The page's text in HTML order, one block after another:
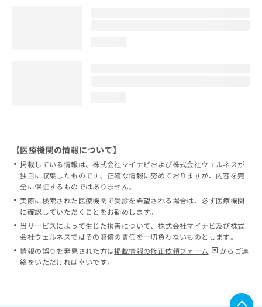
【医療機関の情報について】
掲載している情報は、株式会社マイナビおよび株式会社ウェルネスが
独自に収集したものです。正確な情報に努めておりますが、内容を完
全に保証するものではありません。
実際に検索された医療機関で受診を希望される場合は、必ず医療機関
に確認していただくことをお勧めします。
当サービスによって生じた損害について、株式会社マイナビ及び株式
会社ウェルネスではその賠償の責任を一切負わないものとします。
情報の誤りを発見された方は掲載情報の修正依頼フォーム
からご連
絡をいただければ幸いです。